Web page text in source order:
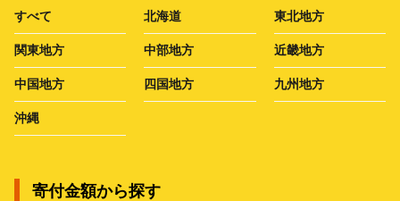
すべて 北海道 東北地方
関東地方 中部地方 近畿地方
中国地方 四国地方 九州地方
沖縄
寄付金額から探す